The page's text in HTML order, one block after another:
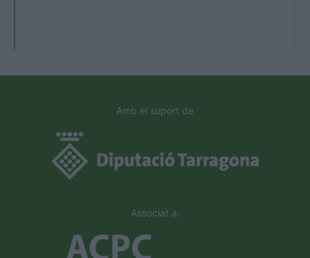
Amb el suport de
Associat a: